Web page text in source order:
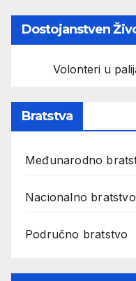
Dostojanstven
Volonteri u
Bratstva
Međunarodno
Nacionalno bratstvo
Područno bratstvo